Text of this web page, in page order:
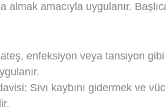
almak amacıyla uygulanır.
enfeksiyon veya tansiyon gibi
Sıvı kaybını gidermek ve